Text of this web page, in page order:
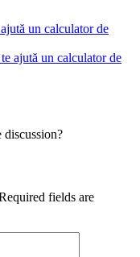
un calculator de
discussion?
fields are